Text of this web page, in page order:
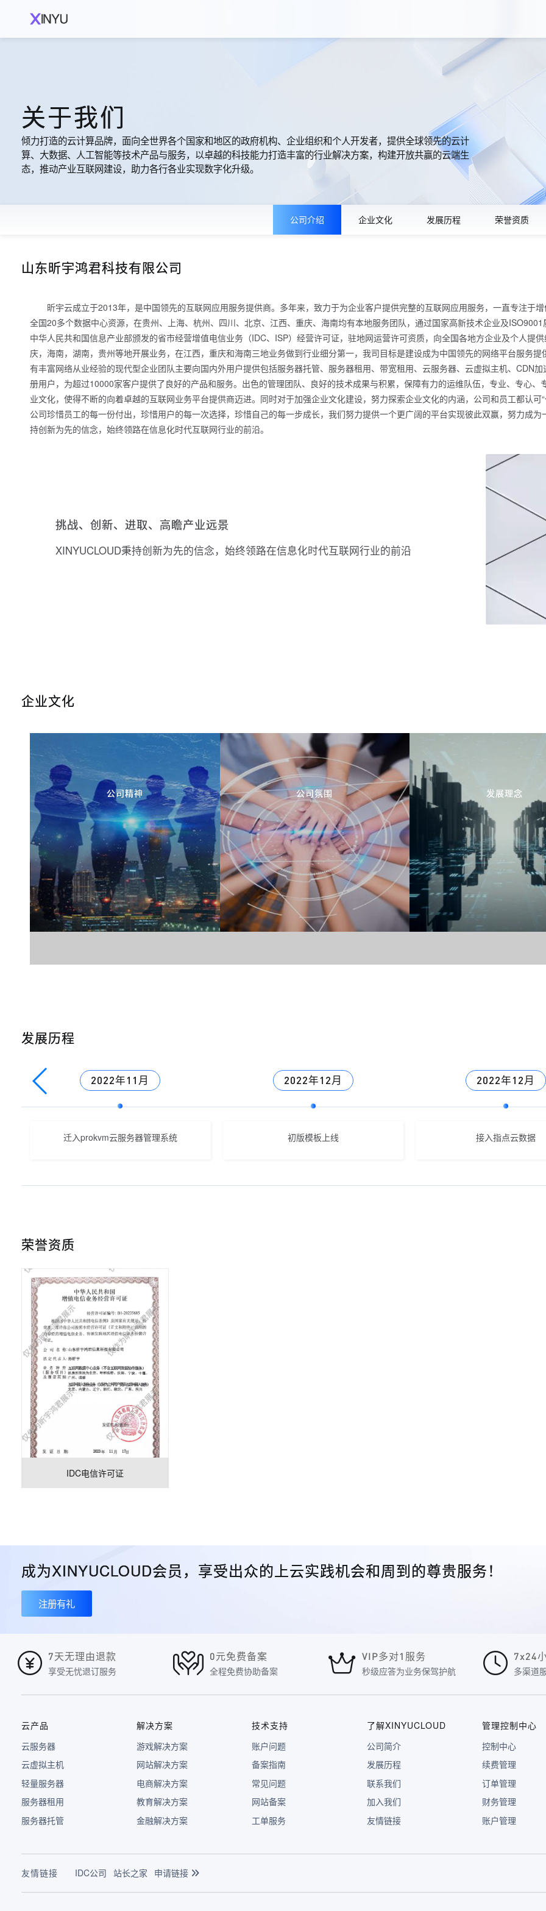
关于我们
倾力打造的云计算品牌，面向全世界各个国家和地区的政府机构、企业组织和个人开发者，提供全球领先的云计
算、大数据、人工智能等技术产品与服务，以卓越的科技能力打造丰富的行业解决方案，构建开放共赢的云端生
态，推动产业互联网建设，助力各行各业实现数字化升级。
公司介绍 企业文化 发展历程 荣誉资质
山东昕宇鸿君科技有限公司
昕宇云成立于2013年，是中国领先的互联网应用服务提供商。多年来，致力于为企业客户提供完整的互联网应用服务，一直专注于
全国20多个数据中心资源，在贵州、上海、杭州、四川、北京、江西、重庆、海南均有本地服务团队，通过国家高新技术企业及
中华人民共和国信息产业部颁发的省市经营增值电信业务（IDC、ISP）经营许可证，驻地网运营许可资质，向全国各地方企业及个人提
庆，海南，湖南，贵州等地开展业务，在江西，重庆和海南三地业务做到行业细分第一，我司目标是建设成为中国领先的网络平台服务
有丰富网络从业经验的现代型企业团队主要向国内外用户提供包括服务器托管、服务器租用、带宽租用、云服务器、云虚拟主机、CDN
册用户，为超过10000家客户提供了良好的产品和服务。出色的管理团队、良好的技术成果与积累，保障有力的运维队伍，专业、专心
业文化，使得不断的向着卓越的互联网业务平台提供商迈进。同时对于加强企业文化建设，努力探索企业文化的内涵，公司和员工都认可
公司珍惜员工的每一份付出，珍惜用户的每一次选择，珍惜自己的每一步成长，我们努力提供一个更广阔的平台实现彼此双赢，努力成
持创新为先的信念，始终领路在信息化时代互联网行业的前沿。
挑战、创新、进取、高瞻产业远景
XINYUCLOUD秉持创新为先的信念，始终领路在信息化时代互联网行业的前沿
企业文化
公司精神 公司氛围 发展理念
发展历程
2022年11月
迁入prokvm云服务器管理系统
2022年12月
初版模板上线
2022年12月
接入指点云数据
荣誉资质
IDC电信许可证
成为XINYUCLOUD会员，享受出众的上云实践机会和周到的尊贵服务！
注册有礼
7天无理由退款
享受无忧退订服务
0元免费备案
全程免费协助备案
VIP多对1服务
秒级应答为业务保驾护航
7x24
多渠道
云产品
云服务器
云虚拟主机
轻量服务器
服务器租用
服务器托管
解决方案
游戏解决方案
网站解决方案
电商解决方案
教育解决方案
金融解决方案
技术支持
账户问题
备案指南
常见问题
网站备案
工单服务
了解XINYUCLOUD
公司简介
发展历程
联系我们
加入我们
友情链接
管理控制中心
控制中心
续费管理
订单管理
财务管理
账户管理
友情链接 IDC公司 站长之家 申请链接